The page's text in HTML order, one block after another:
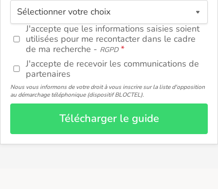
J'accepte que les informations saisies soient
utilisées pour me recontacter dans le cadre
de ma recherche - RGPD
J'accepte de recevoir les communications de
partenaires
Nous vous informons de votre droit à vous inscrire sur la liste d'opposition
au démarchage téléphonique (dispositif BLOCTEL).
Télécharger le guide